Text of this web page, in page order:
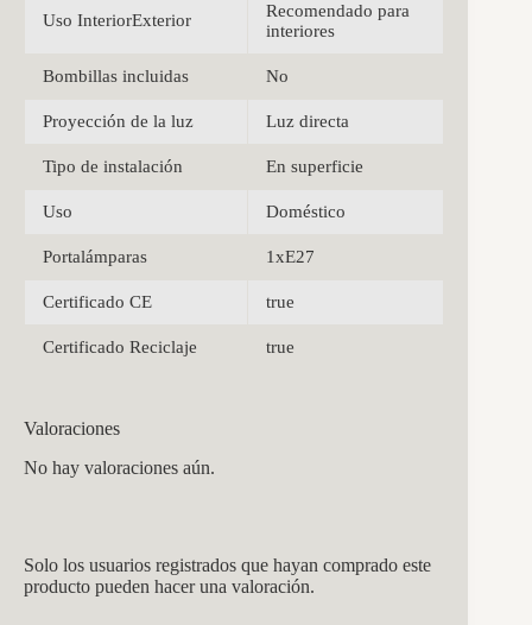
Uso InteriorExterior
Recomendado para
interiores
Bombillas incluidas No
Proyección de la luz Luz directa
Tipo de instalación En superficie
Uso Doméstico
Portalámparas 1xE27
Certificado CE true
Certificado Reciclaje true
Valoraciones
No hay valoraciones aún.
Solo los usuarios registrados que hayan comprado este
producto pueden hacer una valoración.